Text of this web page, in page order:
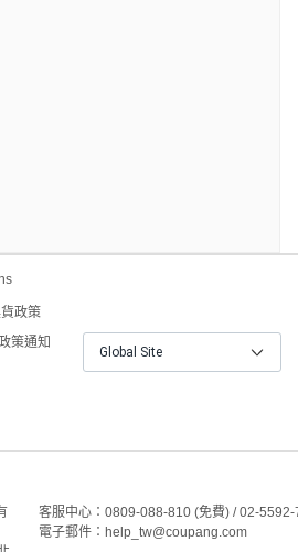
政策
策通知
Global Site
客服中心：0809-088-810 (免費) / 02-
電子郵件：help_tw@coupang.com